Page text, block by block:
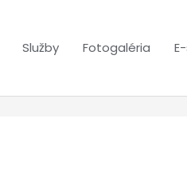
Služby Fotogaléria